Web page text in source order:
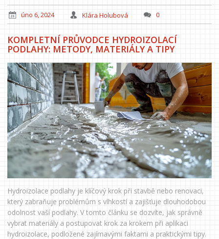
úno 6, 2024 Klára Holubová 0
KOMPLETNÍ PRŮVODCE HYDROIZOLACÍ
PODLAHY: METODY, MATERIÁLY A TIPY
Hydroizolace podlahy je klíčový krok při stavbě nebo renovaci,
který zabraňuje problémům s vlhkostí a zajišťuje dlouhodobou
odolnost vaší podlahy. V tomto článku se dozvíte, jak správně
vybrat materiály a postupovat krok za krokem při aplikaci
hydroizolace, podložené zajímavými faktami a praktickými tipy.